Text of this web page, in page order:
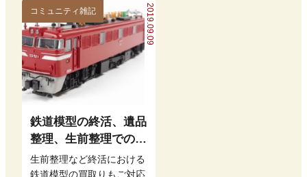
2019.09.09
コミュニティ雑記
鉄道模型の終活、遺品
整理、生前整理での買
取りも致します。
生前整理など終活における
鉄道模型の買取りもご対応